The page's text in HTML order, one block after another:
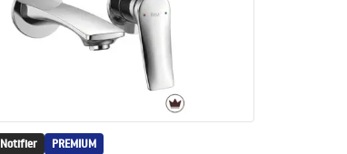
Notifier PREMIUM